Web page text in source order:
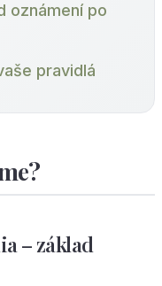
oznámení po
pravidlá
– základ